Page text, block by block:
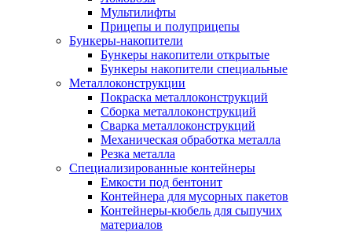
Мультилифты
Прицепы и полуприцепы
Бункеры-накопители
Бункеры накопители открытые
Бункеры накопители специальные
Металлоконструкции
Покраска металлоконструкций
Сборка металлоконструкций
Сварка металлоконструкций
Механическая обработка металла
Резка металла
Специализированные контейнеры
Емкости под бентонит
Контейнера для мусорных пакетов
Контейнеры-кюбель для сыпучих
материалов